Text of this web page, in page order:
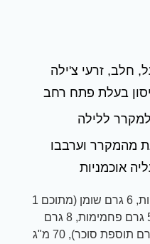
חלב, זרעי צ'ילה
בעלת פתח רחב
ללילה
מהמקרר וערבבו
אוכמניות
ערכים תזונתיים למנה: 305 קלוריות, 6 גרם שומן (מתוכם 1
גרם שומן רווי), 11 גרם חלבון, 53 גרם פחמימות, 8 גרם
סיבים, 21 גרם סוכר (מתוכם 4 גרם תוספת סוכר), 70 מ"ג